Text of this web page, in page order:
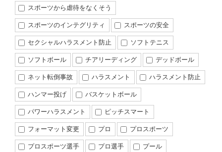
スポーツから虐待をなくそう
スポーツのインテグリティ
スポーツの安全
セクシャルハラスメント防止
ソフトテニス
ソフトボール
チアリーディング
デッドボール
ネット転倒事故
ハラスメント
ハラスメント防止
ハンマー投げ
バスケットボール
パワーハラスメント
ピッチスマート
フォーマット変更
プロ
プロスポーツ
プロスポーツ選手
プロ選手
プール